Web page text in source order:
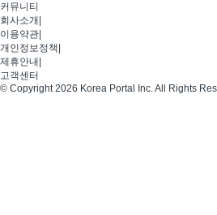
커뮤니티
회사소개
이용약관
개인정보정책
제휴안내
고객센터
© Copyright 2026 Korea Portal Inc. All Rights